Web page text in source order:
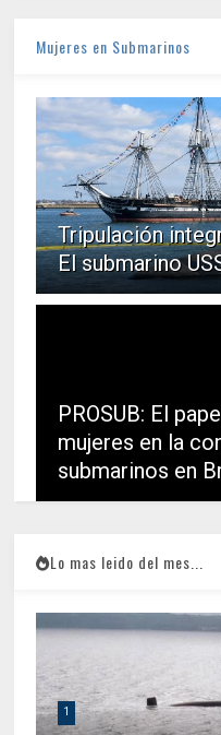
Mujeres en Submarinos
Tripulación
El submarino
PROSUB: El
mujeres en la
submarinos en
Lo mas leido del mes...
1